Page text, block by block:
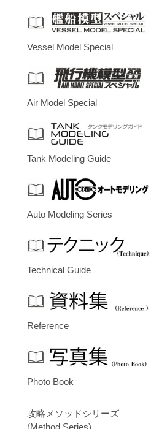
Vessel Model Special
Air Model Special
Tank Modeling Guide
Auto Modeling Series
Technical Guide
Reference
Photo Book
攻略メソッドシリーズ